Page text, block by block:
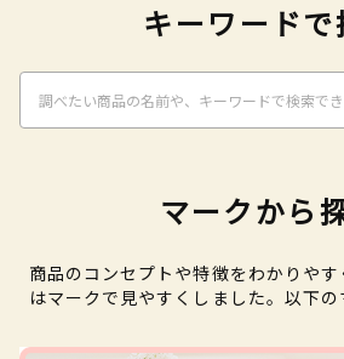
キーワードで
マークから
商品のコンセプトや特徴をわかりや
はマークで見やすくしました。以下の